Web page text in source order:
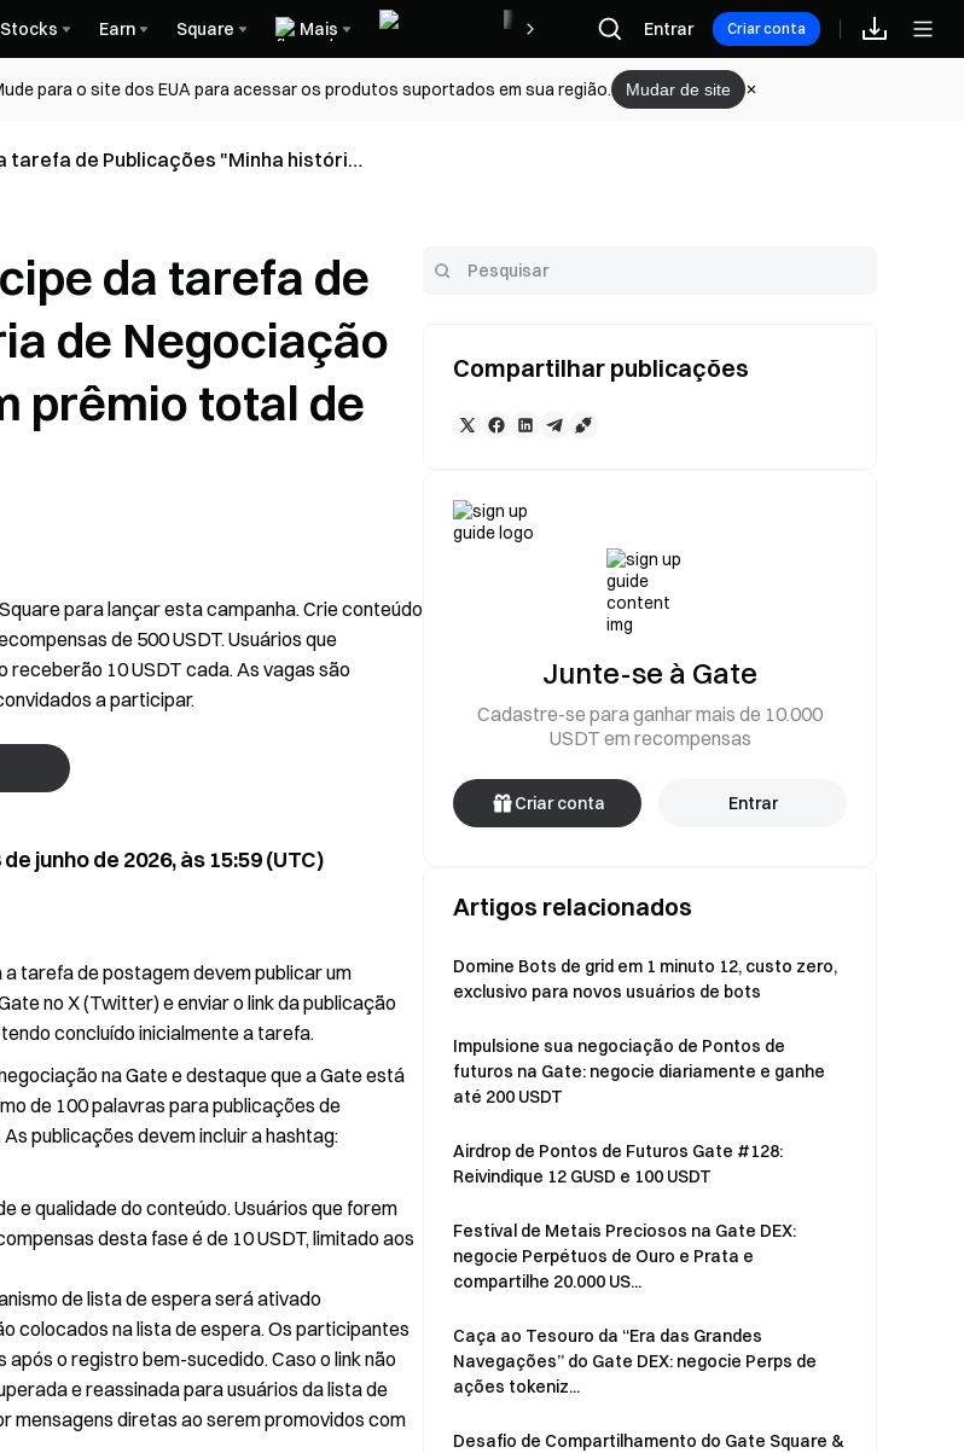
Stocks Earn Square Mais Recompensas
Entrar Criar conta
para o site dos EUA para acessar os produtos suportados em sua região. Mudar de site
tarefa de Publicações "Minha história
da tarefa de
de Negociação
prêmio total de
para lançar esta campanha. Crie conteúdo
de 500 USDT. Usuários que
10 USDT cada. As vagas são
a participar.
junho de 2026, às 15:59 (UTC)
tarefa de postagem devem publicar um
no X (Twitter) e enviar o link da publicação
concluído inicialmente a tarefa.
na Gate e destaque que a Gate está
de 100 palavras para publicações de
publicações devem incluir a hashtag:
e qualidade do conteúdo. Usuários que forem
desta fase é de 10 USDT, limitado aos
de lista de espera será ativado
colocados na lista de espera. Os participantes
o registro bem-sucedido. Caso o link não
e reassinada para usuários da lista de
mensagens diretas ao serem promovidos com
Compartilhar publicações
Junte-se à Gate
Cadastre-se para ganhar mais de 10.000
USDT em recompensas
Criar conta Entrar
Artigos relacionados
Domine Bots de grid em 1 minuto 12, custo zero,
exclusivo para novos usuários de bots
Impulsione sua negociação de Pontos de
futuros na Gate: negocie diariamente e ganhe
até 200 USDT
Airdrop de Pontos de Futuros Gate #128:
Reivindique 12 GUSD e 100 USDT
Festival de Metais Preciosos na Gate DEX:
negocie Perpétuos de Ouro e Prata e
compartilhe 20.000 US...
Caça ao Tesouro da “Era das Grandes
Navegações” do Gate DEX: negocie Perps de
ações tokeniz...
Desafio de Compartilhamento do Gate Square &